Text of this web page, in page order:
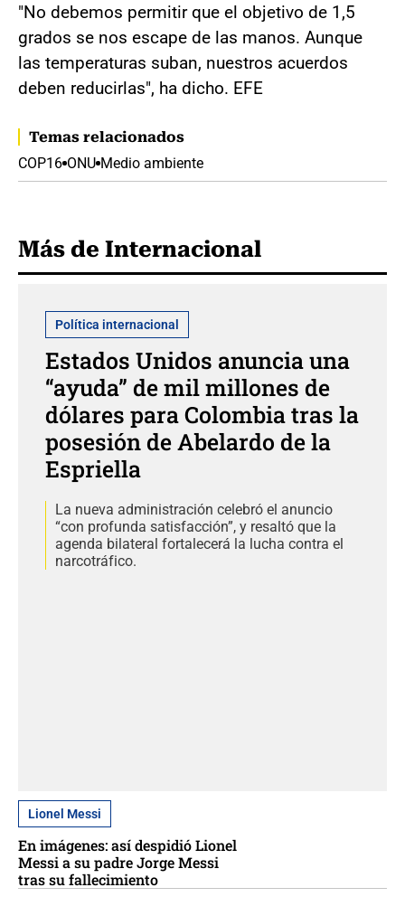
"No debemos permitir que el objetivo de 1,5
grados se nos escape de las manos. Aunque
las temperaturas suban, nuestros acuerdos
deben reducirlas", ha dicho. EFE
Temas relacionados
COP16 ONU Medio ambiente
Más de Internacional
Política internacional
Estados Unidos anuncia una
“ayuda” de mil millones de
dólares para Colombia tras la
posesión de Abelardo de la
Espriella
La nueva administración celebró el anuncio
“con profunda satisfacción”, y resaltó que la
agenda bilateral fortalecerá la lucha contra el
narcotráfico.
Lionel Messi
En imágenes: así despidió Lionel
Messi a su padre Jorge Messi
tras su fallecimiento